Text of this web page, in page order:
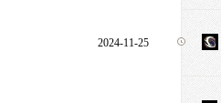
2024-11-25